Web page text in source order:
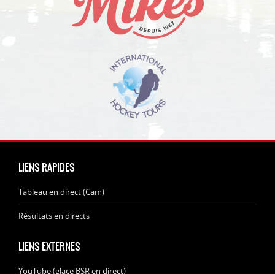
LIENS RAPIDES
Tableau en direct (Cam)
Résultats en directs
LIENS EXTERNES
YouTube (glace BSR en direct)